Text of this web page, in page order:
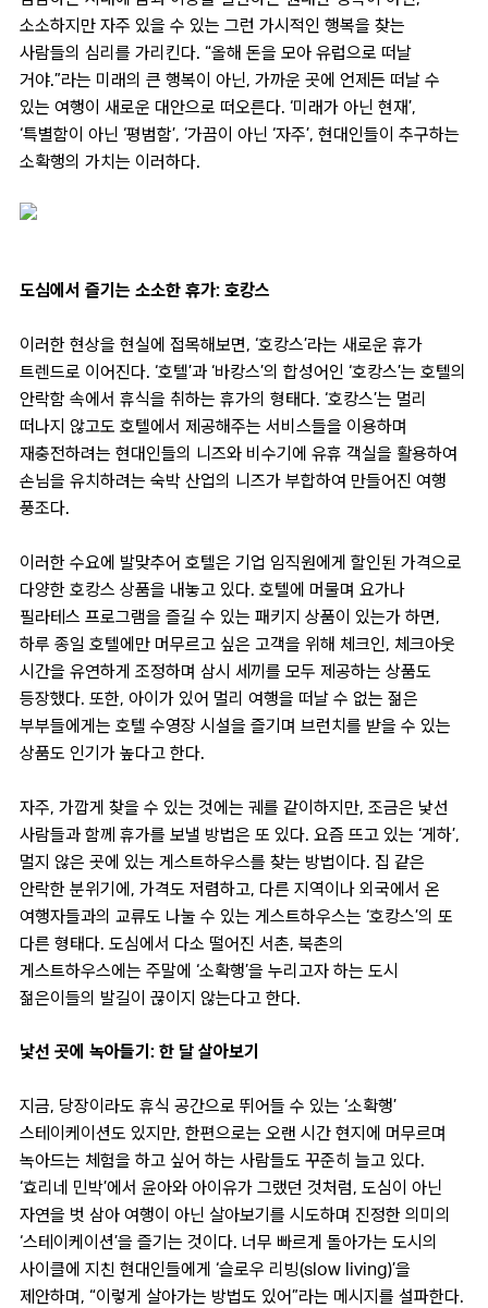
소소하지만 자주 있을 수 있는 그런 가시적인 행복을 찾는
사람들의 심리를 가리킨다. “올해 돈을 모아 유럽으로 떠날
거야.”라는 미래의 큰 행복이 아닌, 가까운 곳에 언제든 떠날 수
있는 여행이 새로운 대안으로 떠오른다. ‘미래가 아닌 현재’,
‘특별함이 아닌 ‘평범함’, ‘가끔이 아닌 ‘자주’, 현대인들이 추구하는
소확행의 가치는 이러하다.
도심에서 즐기는 소소한 휴가: 호캉스
이러한 현상을 현실에 접목해보면, ‘호캉스’라는 새로운 휴가
트렌드로 이어진다. ‘호텔’과 ‘바캉스’의 합성어인 ‘호캉스’는 호텔의
안락함 속에서 휴식을 취하는 휴가의 형태다. ‘호캉스’는 멀리
떠나지 않고도 호텔에서 제공해주는 서비스들을 이용하며
재충전하려는 현대인들의 니즈와 비수기에 유휴 객실을 활용하여
손님을 유치하려는 숙박 산업의 니즈가 부합하여 만들어진 여행
풍조다.
이러한 수요에 발맞추어 호텔은 기업 임직원에게 할인된 가격으로
다양한 호캉스 상품을 내놓고 있다. 호텔에 머물며 요가나
필라테스 프로그램을 즐길 수 있는 패키지 상품이 있는가 하면,
하루 종일 호텔에만 머무르고 싶은 고객을 위해 체크인, 체크아웃
시간을 유연하게 조정하며 삼시 세끼를 모두 제공하는 상품도
등장했다. 또한, 아이가 있어 멀리 여행을 떠날 수 없는 젊은
부부들에게는 호텔 수영장 시설을 즐기며 브런치를 받을 수 있는
상품도 인기가 높다고 한다.
자주, 가깝게 찾을 수 있는 것에는 궤를 같이하지만, 조금은 낯선
사람들과 함께 휴가를 보낼 방법은 또 있다. 요즘 뜨고 있는 ‘게하’,
멀지 않은 곳에 있는 게스트하우스를 찾는 방법이다. 집 같은
안락한 분위기에, 가격도 저렴하고, 다른 지역이나 외국에서 온
여행자들과의 교류도 나눌 수 있는 게스트하우스는 ‘호캉스’의 또
다른 형태다. 도심에서 다소 떨어진 서촌, 북촌의
게스트하우스에는 주말에 ‘소확행’을 누리고자 하는 도시
젊은이들의 발길이 끊이지 않는다고 한다.
낯선 곳에 녹아들기: 한 달 살아보기
지금, 당장이라도 휴식 공간으로 뛰어들 수 있는 ‘소확행’
스테이케이션도 있지만, 한편으로는 오랜 시간 현지에 머무르며
녹아드는 체험을 하고 싶어 하는 사람들도 꾸준히 늘고 있다.
‘효리네 민박’에서 윤아와 아이유가 그랬던 것처럼, 도심이 아닌
자연을 벗 삼아 여행이 아닌 살아보기를 시도하며 진정한 의미의
‘스테이케이션’을 즐기는 것이다. 너무 빠르게 돌아가는 도시의
사이클에 지친 현대인들에게 ‘슬로우 리빙(slow living)’을
제안하며, “이렇게 살아가는 방법도 있어”라는 메시지를 설파한다.